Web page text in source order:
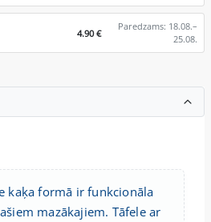
4.90 €
Paredzams: 18.08.–
25.08.
kaķa formā ir funkcionāla
mazākajiem. Tāfele ar